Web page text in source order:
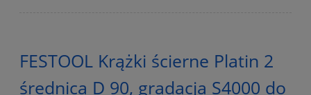
FESTOOL Krążki ścierne Platin 2
średnica D 90, gradacja S4000 do